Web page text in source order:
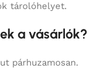
tárolóhelyet.
a vásárlók?
párhuzamosan.